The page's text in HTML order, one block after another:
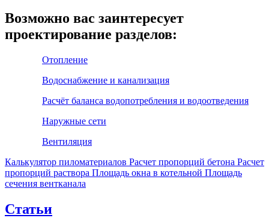
Возможно вас заинтересует
проектирование разделов:
Отопление
Водоснабжение и канализация
Расчёт баланса водопотребления и водоотведения
Наружные сети
Вентиляция
Калькулятор пиломатериалов Расчет пропорций бетона Расчет
пропорций раствора Площадь окна в котельной Площадь
сечения вентканала
Статьи